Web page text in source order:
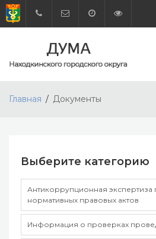
Главная Документы
Выберите категорию
Антикоррупционная экспертиза
нормативных правовых актов
Информация о проверках